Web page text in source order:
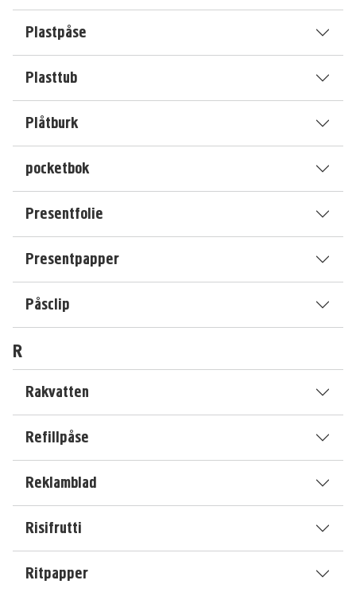
Plastpåse
Plasttub
Plåtburk
pocketbok
Presentfolie
Presentpapper
Påsclip
R
Rakvatten
Refillpåse
Reklamblad
Risifrutti
Ritpapper